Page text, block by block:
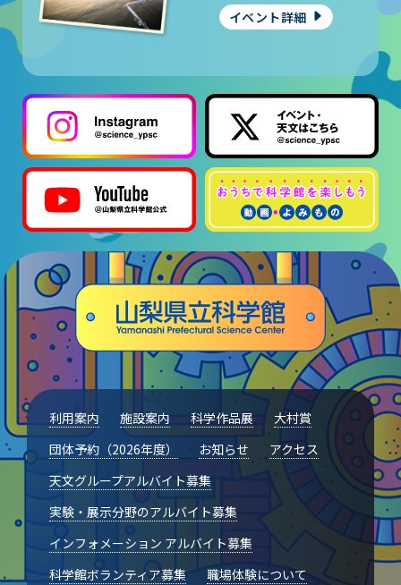
イベント詳細
利用案内 施設案内 科学作品展
大村賞
団体予約（2026年度）
お知らせ
アクセス
天文グループアルバイト募集
実験・展示分野のアルバイト募集
インフォメーション アルバイト募集
科学館ボランティア募集
職場体験について